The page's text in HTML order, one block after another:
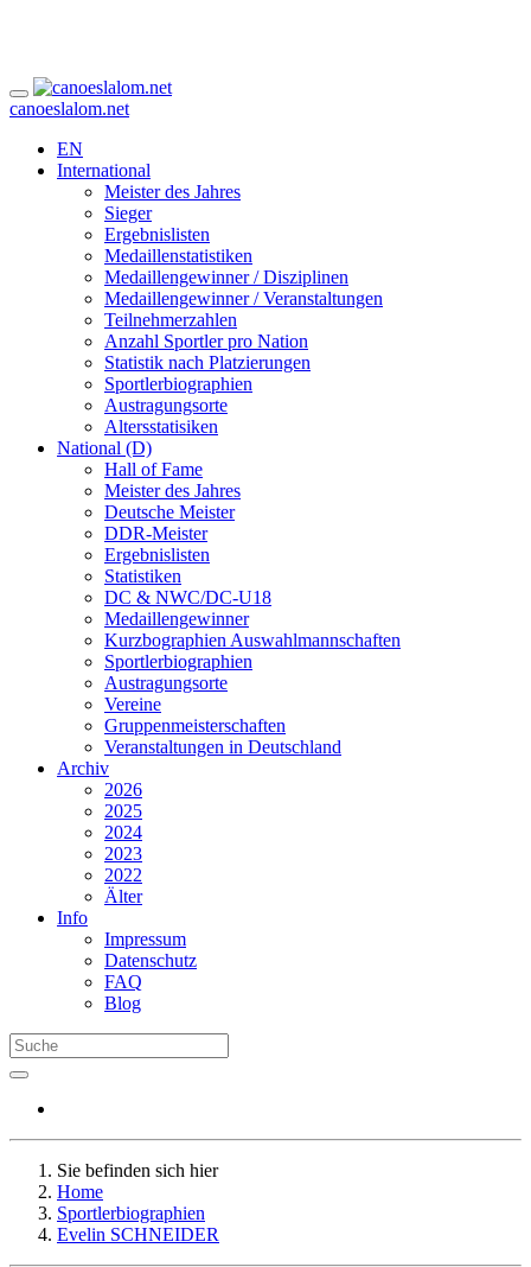
canoeslalom.net
EN
International
Meister des Jahres
Sieger
Ergebnislisten
Medaillenstatistiken
Medaillengewinner / Disziplinen
Medaillengewinner / Veranstaltungen
Teilnehmerzahlen
Anzahl Sportler pro Nation
Statistik nach Platzierungen
Sportlerbiographien
Austragungsorte
Altersstatisiken
National (D)
Hall of Fame
Meister des Jahres
Deutsche Meister
DDR-Meister
Ergebnislisten
Statistiken
DC & NWC/DC-U18
Medaillengewinner
Kurzbographien Auswahlmannschaften
Sportlerbiographien
Austragungsorte
Vereine
Gruppenmeisterschaften
Veranstaltungen in Deutschland
Archiv
2026
2025
2024
2023
2022
Älter
Info
Impressum
Datenschutz
FAQ
Blog
Sie befinden sich hier
Home
Sportlerbiographien
Evelin SCHNEIDER